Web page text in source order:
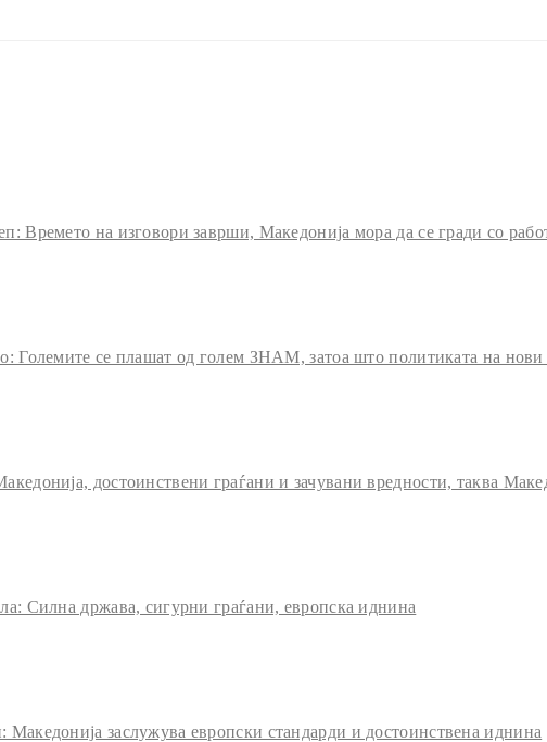
Времето на изговори заврши, Македонија мора да се гради со
Големите се плашат од голем ЗНАМ, затоа што политиката на нови
достоинствени граѓани и зачувани вредности, таква
Силна држава, сигурни граѓани, европска иднина
заслужува европски стандарди и достоинствена иднина